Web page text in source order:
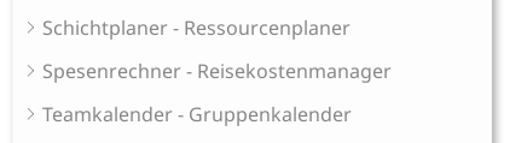
Schichtplaner - Ressourcenplaner
Spesenrechner - Reisekostenmanager
Teamkalender - Gruppenkalender